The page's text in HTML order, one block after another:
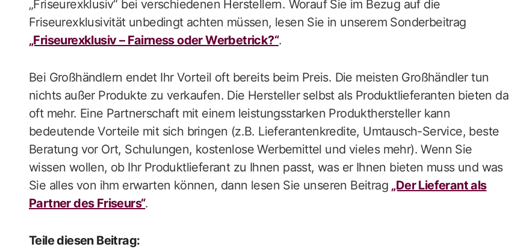
„Friseurexklusiv“ bei verschiedenen Herstellern. Worauf Sie im Bezug auf die
Friseurexklusivität unbedingt achten müssen, lesen Sie in unserem Sonderbeitrag
„Friseurexklusiv – Fairness oder Werbetrick?“.
Bei Großhändlern endet Ihr Vorteil oft bereits beim Preis. Die meisten Großhändler tun
nichts außer Produkte zu verkaufen. Die Hersteller selbst als Produktlieferanten bieten da
oft mehr. Eine Partnerschaft mit einem leistungsstarken Produkthersteller kann
bedeutende Vorteile mit sich bringen (z.B. Lieferantenkredite, Umtausch-Service, beste
Beratung vor Ort, Schulungen, kostenlose Werbemittel und vieles mehr). Wenn Sie
wissen wollen, ob Ihr Produktlieferant zu Ihnen passt, was er Ihnen bieten muss und was
Sie alles von ihm erwarten können, dann lesen Sie unseren Beitrag „Der Lieferant als
Partner des Friseurs“.
Teile diesen Beitrag: